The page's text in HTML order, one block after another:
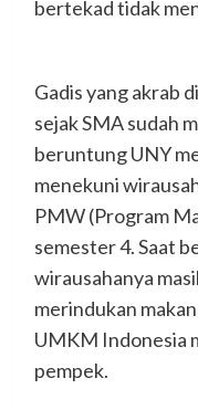
bertekad tidak
Gadis yang akrab
sejak SMA sudah
beruntung UNY
menekuni
PMW (Program
semester 4. Saat
wirausahanya
merindukan
UMKM Indonesia
pempek.